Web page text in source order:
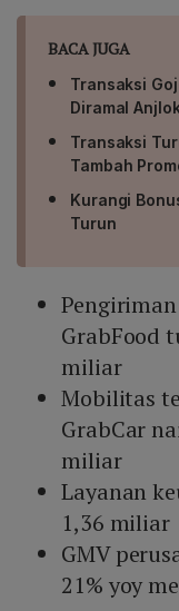
BACA JUGA
Transaksi
Diramal
Transaksi
Tambah
Kurangi
Turun
GrabFood
miliar
Mobilitas
GrabCar
miliar
Layanan
1,36 miliar
GMV
21% yoy